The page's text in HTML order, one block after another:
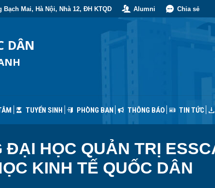
Mai, Hà Nội, Nhà 12, ĐH KTQD Alumni Chia sẻ
DÂN
TUYỂN SINH PHÒNG BAN THÔNG BÁO TIN TỨC
HỌC QUẢN TRỊ
KINH TẾ QUỐC DÂN
TUYỂN SINH PHÒNG BAN THÔNG BÁO